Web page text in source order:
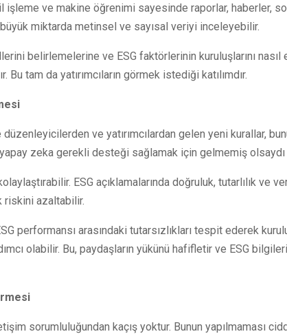
işleme ve makine öğrenimi sayesinde raporlar, haberler,
miktarda metinsel ve sayısal veriyi inceleyebilir.
belirlemelerine ve ESG faktörlerinin kuruluşlarını
tam da yatırımcıların görmek istediği katılımdır.
ve yatırımcılardan gelen yeni kurallar,
zeka gerekli desteği sağlamak için gelmemiş olsaydı
ESG açıklamalarında doğruluk, tutarlılık ve
riskini azaltabilir.
performansı arasındaki tutarsızlıkları tespit ederek
olabilir. Bu, paydaşların yükünü hafifletir ve ESG
sorumluluğundan kaçış yoktur. Bunun yapılmaması